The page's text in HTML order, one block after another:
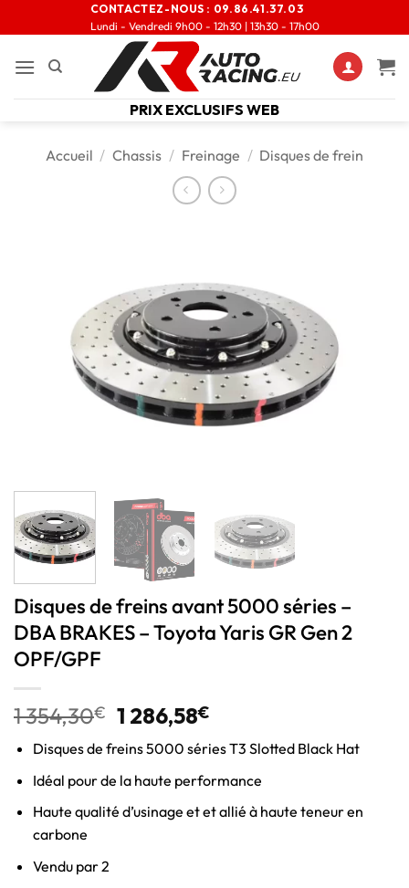
CONTACTEZ-NOUS : 09.86.41.37.03
Lundi - Vendredi 9h00 - 12h30 | 13h30 - 17h00
PRIX EXCLUSIFS WEB
Accueil / Chassis / Freinage / Disques de frein
Disques de freins avant 5000 séries –
DBA BRAKES – Toyota Yaris GR Gen 2
OPF/GPF
1 354,30€ 1 286,58€
Disques de freins 5000 séries T3 Slotted Black Hat
Idéal pour de la haute performance
Haute qualité d’usinage et et allié à haute teneur en
carbone
Vendu par 2